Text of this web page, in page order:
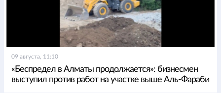
09 августа, 11:10
«Беспредел в Алматы продолжается»: бизнесмен
выступил против работ на участке выше Аль-Фараби